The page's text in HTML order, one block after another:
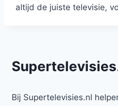
altijd de juiste televisie,
Bij Supertelevisies.nl